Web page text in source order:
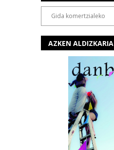
AZKEN ALDIZKARIA